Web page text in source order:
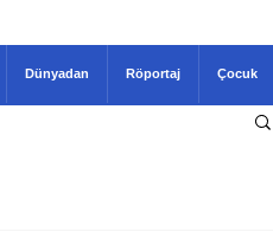
Dünyadan Röportaj Çocuk